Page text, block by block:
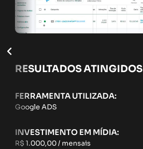
RESULTADOS ATINGIDOS
FERRAMENTA UTILIZADA:
Google ADS
INVESTIMENTO EM MÍDIA:
R$ 1.000,00 / mensais